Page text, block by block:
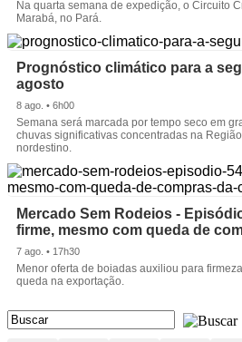
Na quarta semana de expedição, o Circuito
Marabá, no Pará.
Prognóstico climático para a
agosto
8 ago. • 6h00
Semana será marcada por tempo seco em
chuvas significativas concentradas na
nordestino.
Mercado Sem Rodeios -
firme, mesmo com queda de
7 ago. • 17h30
Menor oferta de boiadas auxiliou para
queda na exportação.